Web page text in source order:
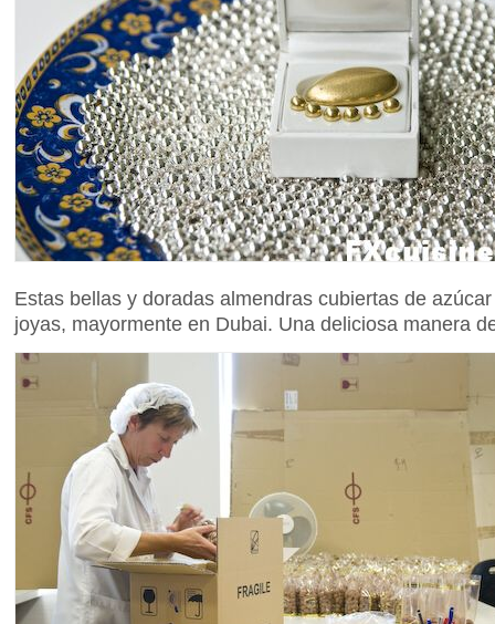
Estas bellas y doradas almendras cubiertas de
joyas, mayormente en Dubai. Una deliciosa manera